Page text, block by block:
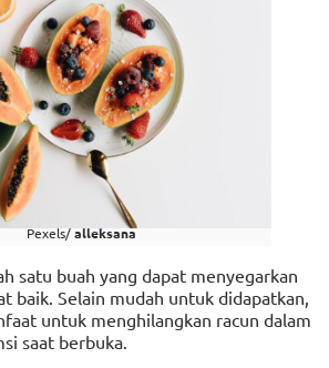
Pexels/alleksana
satu buah yang dapat menyegarkan
baik. Selain mudah untuk didapatkan,
untuk menghilangkan racun dalam
saat berbuka.